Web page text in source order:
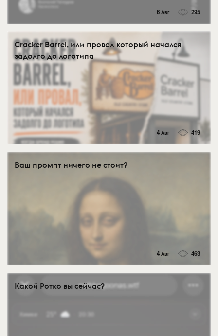
6 Авг 295
Cracker Barrel, или провал который начался
задолго до логотипа
4 Авг 419
Ваш промпт ничего не стоит?
4 Авг 463
Какой Ротко вы сейчас?